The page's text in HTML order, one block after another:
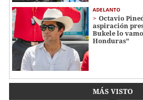
ADELANTO
Octavio
aspiración
Bukele lo
Honduras"
MÁS VISTO